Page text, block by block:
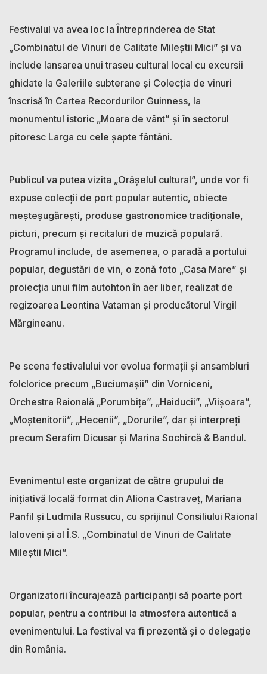
Festivalul va avea loc la Întreprinderea de Stat
„Combinatul de Vinuri de Calitate Mileștii Mici” și va
include lansarea unui traseu cultural local cu excursii
ghidate la Galeriile subterane și Colecția de vinuri
înscrisă în Cartea Recordurilor Guinness, la
monumentul istoric „Moara de vânt” și în sectorul
pitoresc Larga cu cele șapte fântâni.
Publicul va putea vizita „Orășelul cultural”, unde vor fi
expuse colecții de port popular autentic, obiecte
meșteșugărești, produse gastronomice tradiționale,
picturi, precum și recitaluri de muzică populară.
Programul include, de asemenea, o paradă a portului
popular, degustări de vin, o zonă foto „Casa Mare” și
proiecția unui film autohton în aer liber, realizat de
regizoarea Leontina Vataman și producătorul Virgil
Mărgineanu.
Pe scena festivalului vor evolua formații și ansambluri
folclorice precum „Buciumașii” din Vorniceni,
Orchestra Raională „Porumbița”, „Haiducii”, „Viișoara”,
„Moștenitorii”, „Hecenii”, „Dorurile”, dar și interpreți
precum Serafim Dicusar și Marina Sochircă & Bandul.
Evenimentul este organizat de către grupului de
inițiativă locală format din Aliona Castraveț, Mariana
Panfil și Ludmila Russucu, cu sprijinul Consiliului Raional
Ialoveni și al Î.S. „Combinatul de Vinuri de Calitate
Mileștii Mici”.
Organizatorii încurajează participanții să poarte port
popular, pentru a contribui la atmosfera autentică a
evenimentului. La festival va fi prezentă și o delegație
din România.